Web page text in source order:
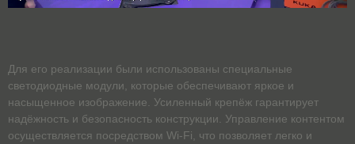
Для его реализации были использованы специальные
светодиодные модули, которые обеспечивают яркое и
насыщенное изображение. Усиленный крепёж гарантирует
надёжность и безопасность конструкции. Управление контентом
осуществляется посредством Wi-Fi, что позволяет легко и